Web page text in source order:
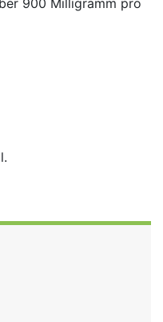
900 Milligramm pro